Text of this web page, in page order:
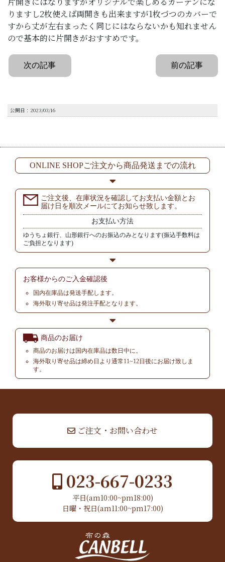
りますし2枚使えば両開きも出来ますが1枚づつのカバーで
すから丈が左右まったく同じにはならないかも知れません
ので基本的に片開きがおすすめです。
次の記事 前の記事
公開日：2023/03/16
ONLINE SHOPご注文から商品発送までの流れ
ご注文後、在庫状況を確認してお支払い金額とお
届け日を順次メールにてお知らせ致します。
お支払い方法
ゆうちょ銀行、山形銀行へのお振込のみとなります(振込手数料は
ご負担となります)
お客様からのご入金確認後
国内在庫品は発送手配します。
海外取り寄せ品は発注手配となります。
商品のお届け
商品のお届けは国内在庫品は数日中に。
海外取り寄せ品は締め日より通常11~12日後にお届け致しま
す。
ご注文・お問い合わせ
023-667-0233
平日(am10:00~pm18:00)
日曜・祝日(am11:00~pm17:00)